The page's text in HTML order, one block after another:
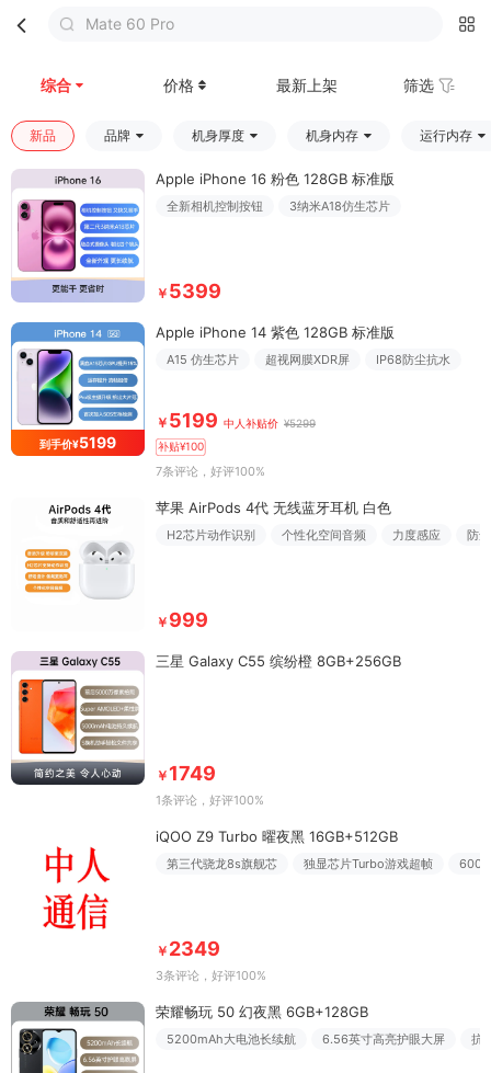
Mate 60 Pro
综合 价格 最新上架 筛选
新品 品牌 机身厚度 机身内存 运行内存
Apple iPhone 16 粉色 128GB 标准版
全新相机控制按钮 3纳米A18仿生芯片
￥ 5399
到手价¥5199
Apple iPhone 14 紫色 128GB 标准版
A15 仿生芯片 超视网膜XDR屏 IP68防尘抗水
￥ 5199 中人补贴价 ¥5299
补贴¥100
7条评论 ，好评100%
苹果 AirPods 4代 无线蓝牙耳机 白色
H2芯片动作识别 个性化空间音频 力度感应 防
￥ 999
三星 Galaxy C55 缤纷橙 8GB+256GB
￥ 1749
1条评论 ，好评100%
iQOO Z9 Turbo 曜夜黑 16GB+512GB
第三代骁龙8s旗舰芯 独显芯片Turbo游戏超帧
￥ 2349
3条评论 ，好评100%
荣耀畅玩 50 幻夜黑 6GB+128GB
5200mAh大电池长续航 6.56英寸高亮护眼大屏 抗